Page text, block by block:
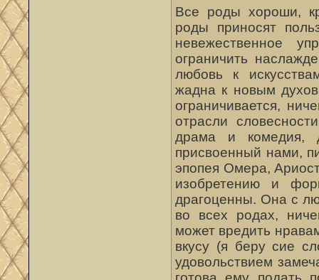
Все роды хороши,
роды приносят
невежественное
ограничить
любовь к
жадна к новым
ограничивается,
отрасли
драма и комедия,
присвоенный нами,
эпопея Омера,
изобретению и
драгоценны. Она с
во всех родах,
может вредить
вкусу (я беру сие
удовольствием